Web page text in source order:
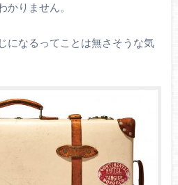
かりません。
になるってことは無さそうな気